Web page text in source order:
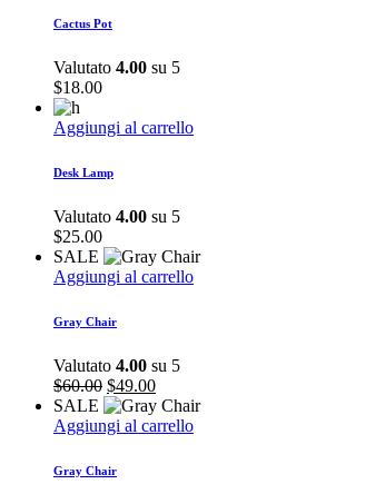
Cactus Pot
Valutato 4.00 su 5
$18.00
Aggiungi al carrello
Desk Lamp
Valutato 4.00 su 5
$25.00
SALE
Aggiungi al carrello
Gray Chair
Valutato 4.00 su 5
$60.00 Il
prezzo
originale
$60.00.
$49.00Il
prezzo
attuale
SALE
Aggiungi al carrello
Gray Chair